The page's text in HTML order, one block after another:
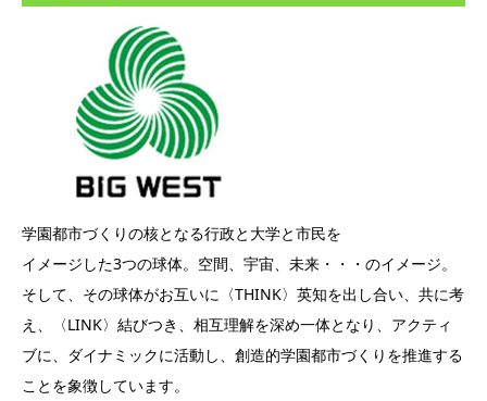
学園都市づくりの核となる行政と大学と市民を
イメージした3つの球体。空間、宇宙、未来・・・のイメージ。
そして、その球体がお互いに〈THINK〉英知を出し合い、共に考
え、〈LINK〉結びつき、相互理解を深め一体となり、アクティ
ブに、ダイナミックに活動し、創造的学園都市づくりを推進する
ことを象徴しています。